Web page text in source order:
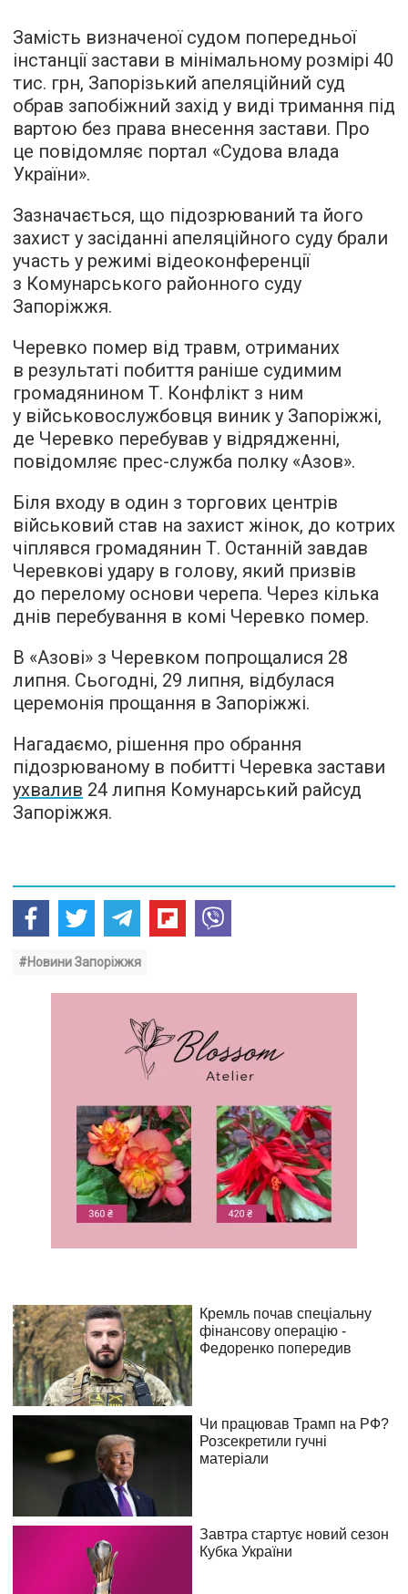
Замість визначеної судом попередньої
інстанції застави в мінімальному розмірі 40
тис. грн, Запорізький апеляційний суд
обрав запобіжний захід у виді тримання під
вартою без права внесення застави. Про
це повідомляє портал «Судова влада
України».
Зазначається, що підозрюваний та його
захист у засіданні апеляційного суду брали
участь у режимі відеоконференції
з Комунарського районного суду
Запоріжжя.
Черевко помер від травм, отриманих
в результаті побиття раніше судимим
громадянином Т. Конфлікт з ним
у військовослужбовця виник у Запоріжжі,
де Черевко перебував у відрядженні,
повідомляє прес-служба полку «Азов».
Біля входу в один з торгових центрів
військовий став на захист жінок, до котрих
чіплявся громадянин Т. Останній завдав
Черевкові удару в голову, який призвів
до перелому основи черепа. Через кілька
днів перебування в комі Черевко помер.
В «Азові» з Черевком попрощалися 28
липня. Сьогодні, 29 липня, відбулася
церемонія прощання в Запоріжжі.
Нагадаємо, рішення про обрання
підозрюваному в побитті Черевка застави
ухвалив 24 липня Комунарський райсуд
Запоріжжя.
#Новини Запоріжжя